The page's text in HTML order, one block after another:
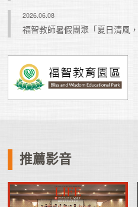
2026.06.08
福智教師暑假團聚「夏日清風，
推薦影音